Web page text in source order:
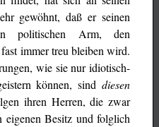
gewöhnt, daß er seinen
politischen Arm, den
immer treu bleiben wird.
wie sie nur idiotisch-
können, sind diesen
ihren Herren, die zwar
eigenen Besitz und folglich